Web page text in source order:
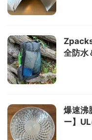
全防水
爆速沸
ー】